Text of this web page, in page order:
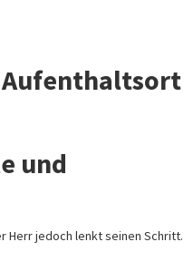
und
Herr jedoch lenkt seinen Schritt.